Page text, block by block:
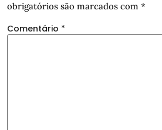
obrigatórios são marcados com *
Comentário *